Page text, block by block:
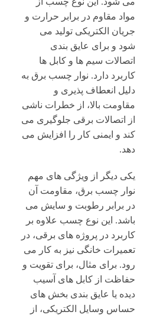
مواد مقاوم در برابر حرارت و
جریان الکتریکی تولید می
شود و برای عایق بندی
اتصالات سیم ها و کابل ها
کاربرد دارد. نوار چسب برق به
دلیل انعطاف پذیری و
مقاومت بالا، از خطرات ناشی
از اتصالات برقی جلوگیری می
کند و ایمنی کار را افزایش می
دهد.
یکی دیگر از ویژگی های مهم
نوار چسب برق، مقاومت آن
در برابر رطوبت و سایش می
باشد. این نوع چسب علاوه بر
کاربرد در پروژه های برقی، در
تعمیرات خانگی نیز به کار می
رود. برای مثال، برای تقویت و
حفاظت از کابل های آسیب
دیده یا عایق بندی بخش های
حساس وسایل الکتریکی، از